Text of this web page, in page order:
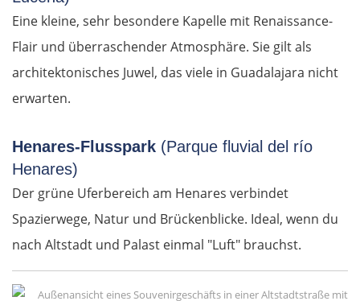
Eine kleine, sehr besondere Kapelle mit Renaissance-
Flair und überraschender Atmosphäre. Sie gilt als
architektonisches Juwel, das viele in Guadalajara nicht
erwarten.
Henares-Flusspark (Parque fluvial del río
Henares)
Der grüne Uferbereich am Henares verbindet
Spazierwege, Natur und Brückenblicke. Ideal, wenn du
nach Altstadt und Palast einmal "Luft" brauchst.
Estland
Tallinn
Rapla
Pärnu
Lettland
Salacgrīva